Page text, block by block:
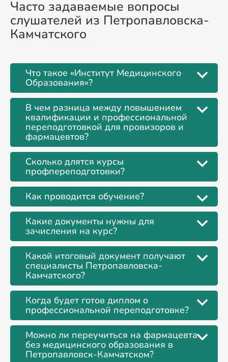
Часто задаваемые вопросы
слушателей из Петропавловска-
Камчатского
Что такое «Институт Медицинского
Образования»?
В чем разница между повышением
квалификации и профессиональной
переподготовкой для провизоров и
фармацевтов?
Сколько длятся курсы
профпереподготовки?
Как проводится обучение?
Какие документы нужны для
зачисления на курс?
Какой итоговый документ получают
специалисты Петропавловска-
Камчатского?
Когда будет готов диплом о
профессиональной переподготовке?
Можно ли переучиться на фармацевта
без медицинского образования в
Петропавловск-Камчатском?